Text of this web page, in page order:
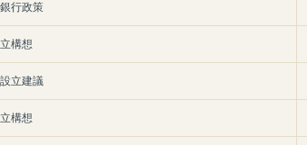
行政策
構想
立建議
構想